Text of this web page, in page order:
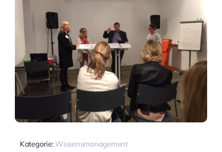
Kategorie: Wissensmanagement